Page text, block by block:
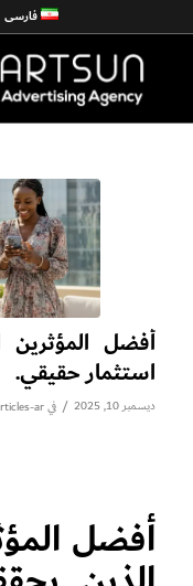
فارسی
أفضل
استثمار حقيقي.
ديسمبر 10, 2025 / فيar
أفضل